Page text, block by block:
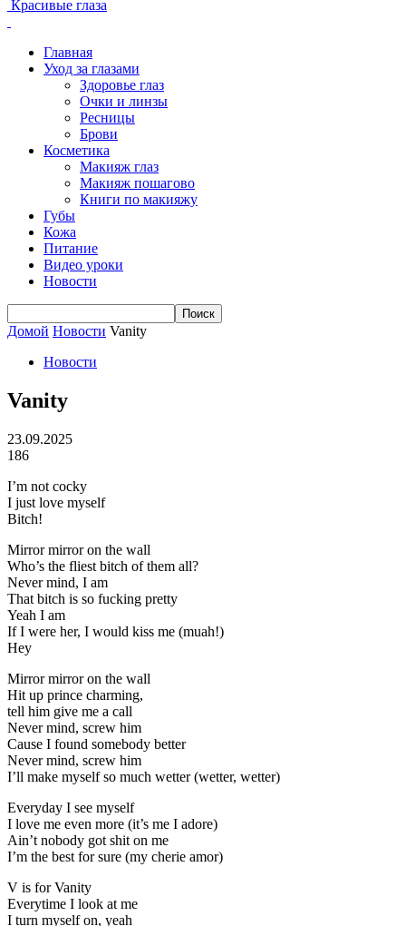
Красивые глаза
Главная
Уход за глазами
Здоровье глаз
Очки и линзы
Ресницы
Брови
Косметика
Макияж глаз
Макияж пошагово
Книги по макияжу
Губы
Кожа
Питание
Видео уроки
Новости
Домой Новости Vanity
Новости
Vanity
23.09.2025
186
I’m not cocky
I just love myself
Bitch!
Mirror mirror on the wall
Who’s the fliest bitch of them all?
Never mind, I am
That bitch is so fucking pretty
Yeah I am
If I were her, I would kiss me (muah!)
Hey
Mirror mirror on the wall
Hit up prince charming,
tell him give me a call
Never mind, screw him
Cause I found somebody better
Never mind, screw him
I’ll make myself so much wetter (wetter, wetter)
Everyday I see myself
I love me even more (it’s me I adore)
Ain’t nobody got shit on me
I’m the best for sure (my cherie amor)
V is for Vanity
Everytime I look at me
I turn myself on, yeah